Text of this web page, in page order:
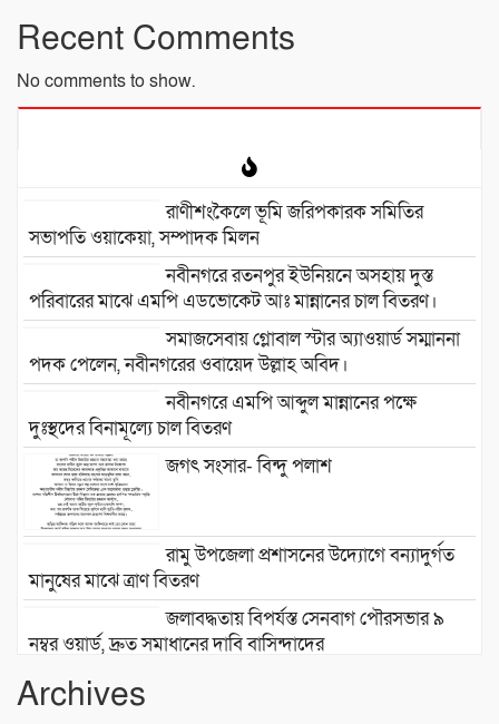
Recent Comments
No comments to show.
রাণীশংকৈলে ভূমি জরিপকারক সমিতির
সভাপতি ওয়াকেয়া, সম্পাদক মিলন
নবীনগরে রতনপুর ইউনিয়নে অসহায় দুস্ত
পরিবারের মাঝে এমপি এডভোকেট আঃ মান্নানের চাল বিতরণ।
সমাজসেবায় গ্লোবাল স্টার অ্যাওয়ার্ড সম্মাননা
পদক পেলেন, নবীনগরের ওবায়েদ উল্লাহ অবিদ।
নবীনগরে এমপি আব্দুল মান্নানের পক্ষে
দুঃস্থদের বিনামূল্যে চাল বিতরণ
জগৎ সংসার- বিন্দু পলাশ
রামু উপজেলা প্রশাসনের উদ্যোগে বন্যাদুর্গত
মানুষের মাঝে ত্রাণ বিতরণ
জলাবদ্ধতায় বিপর্যস্ত সেনবাগ পৌরসভার ৯
নম্বর ওয়ার্ড, দ্রুত সমাধানের দাবি বাসিন্দাদের
Archives